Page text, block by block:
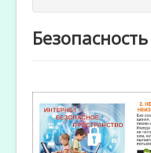
Безопасность